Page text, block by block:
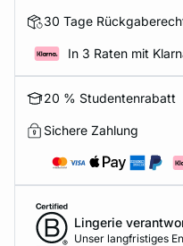
30 Tage
In 3 Raten mit
20 % Studentenrabatt
Sichere Zahlung
Lingerie
Unser langfristiges